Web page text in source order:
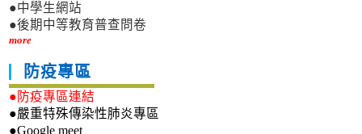
●中學生網站
●後期中等教育普查問卷
more
防疫專區
●防疫專區連結
●嚴重特殊傳染性肺炎專區
●Google meet